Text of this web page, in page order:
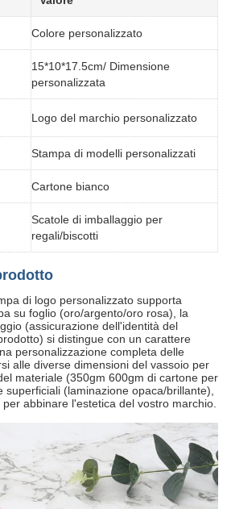
Colore personalizzato
15*10*17.5cm/ Dimensione
personalizzata
Logo del marchio personalizzato
Stampa di modelli personalizzati
Cartone bianco
Scatole di imballaggio per
regali/biscotti
di logo personalizzato supporta
su foglio (oro/argento/oro rosa), la
(assicurazione dell'identità del
si distingue con un carattere
personalizzazione completa delle
alle diverse dimensioni del vassoio per
materiale (350gm 600gm di cartone per
superficiali (laminazione opaca/brillante),
abbinare l'estetica del vostro marchio.